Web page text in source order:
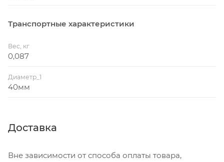
Транспортные характеристики
Вес, кг
0,087
Диаметр_1
40мм
Доставка
Вне зависимости от способа оплаты товара,